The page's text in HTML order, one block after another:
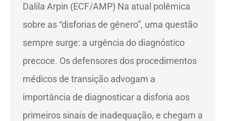
Dalila Arpin (ECF/AMP) Na atual polêmica
sobre as “disforias de gênero”, uma questão
sempre surge: a urgência do diagnóstico
precoce. Os defensores dos procedimentos
médicos de transição advogam a
importância de diagnosticar a disforia aos
primeiros sinais de inadequação, e chegam a